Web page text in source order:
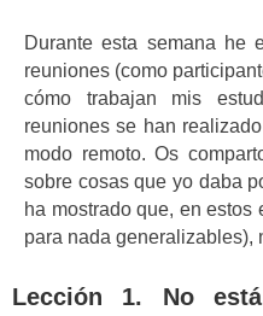
Durante esta semana he
reuniones (como
cómo trabajan mis
reuniones se han
modo remoto. Os
sobre cosas que yo daba
ha mostrado que, en
para nada generalizables),
Lección 1. No